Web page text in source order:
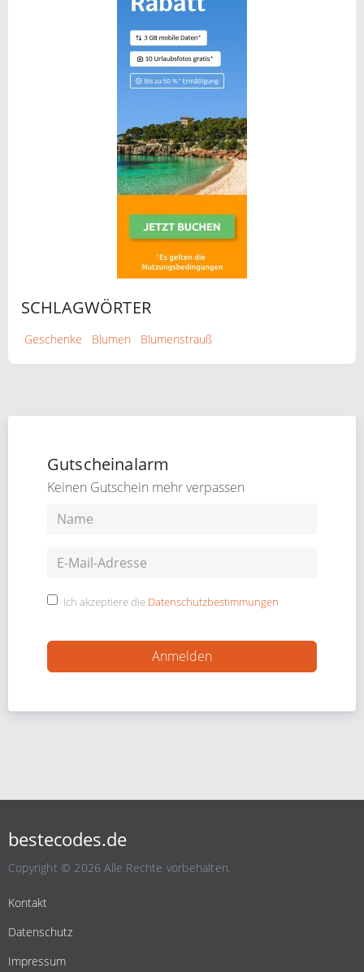
SCHLAGWÖRTER
Geschenke Blumen Blumenstrauß
Gutscheinalarm
Keinen Gutschein mehr verpassen
Ich akzeptiere die Datenschutzbestimmungen
bestecodes.de
Copyright © 2026 Alle Rechte vorbehalten.
Kontakt
Datenschutz
Impressum